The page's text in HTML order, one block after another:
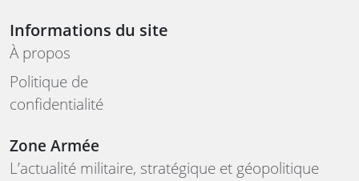
Informations du site
À propos
Politique de
confidentialité
Zone Armée
L’actualité militaire, stratégique et géopolitique